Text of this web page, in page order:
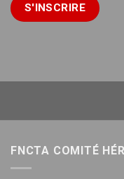
FNCTA COMITÉ